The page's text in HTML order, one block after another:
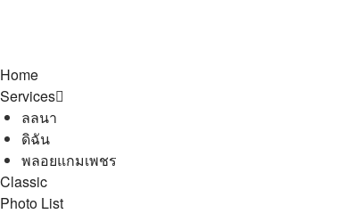
Home
Services
ลลนา
ดิฉัน
พลอยแกมเพชร
Classic
Photo List